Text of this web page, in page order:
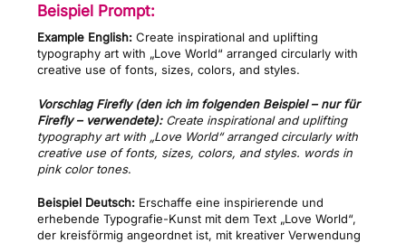
Beispiel Prompt:
Example English:Create inspirational and uplifting
typography art with „Love World“ arranged circularly with
creative use of fonts, sizes, colors, and styles.
Vorschlag Firefly (den ich im folgenden Beispiel – nur für
Firefly – verwendete): Create inspirational and uplifting
typography art with „Love World“ arranged circularly with
creative use of fonts, sizes, colors, and styles. words in
pink color tones.
Beispiel Deutsch: Erschaffe eine inspirierende und
erhebende Typografie-Kunst mit dem Text „Love World“,
der kreisförmig angeordnet ist, mit kreativer Verwendung